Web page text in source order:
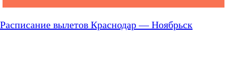
Расписание вылетов Краснодар — Ноябрьск